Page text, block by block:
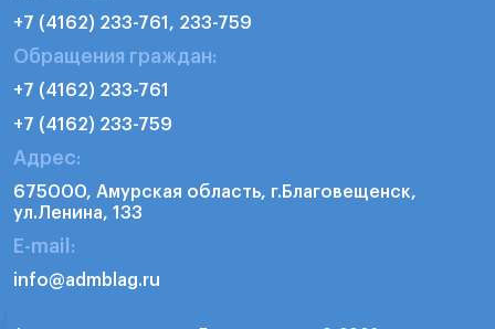
+7 (4162) 233-761, 233-759
Обращения граждан:
+7 (4162) 233-761
+7 (4162) 233-759
Адрес:
675000, Амурская область, г.Благовещенск,
ул.Ленина, 133
E-mail:
info@admblag.ru